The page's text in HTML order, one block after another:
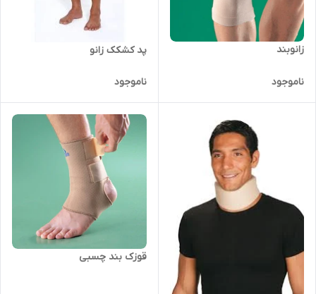
زانوبند
ناموجود
پد کشکک زانو
ناموجود
قوزک بند چسبی